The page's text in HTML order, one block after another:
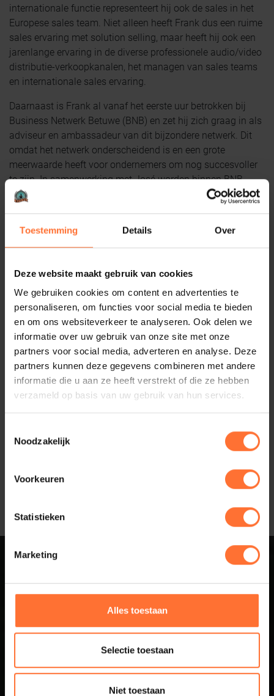
Toestemming Details Over
Deze website maakt gebruik van cookies
We gebruiken cookies om content en advertenties te
personaliseren, om functies voor social media te bieden
en om ons websiteverkeer te analyseren. Ook delen we
informatie over uw gebruik van onze site met onze
partners voor social media, adverteren en analyse. Deze
partners kunnen deze gegevens combineren met andere
informatie die u aan ze heeft verstrekt of die ze hebben
verzameld op basis van uw gebruik van hun services.
Noodzakelijk
Voorkeuren
Statistieken
Marketing
Alles toestaan
Selectie toestaan
Niet toestaan
internationale functie representeert hij ook de sales in het
Europese sales team. Niet alleen heeft Frank dus een ruime
sales ervaring met solution selling, maar heeft hij ook een
jarenlange ervaring in de diverse professionele audio/video
distributie-verkoopkanalen, het managen van sales teams
en internationale sales ervaring.
Daarnaast is Frank al vanaf het eerste uur betrokken bij
Business Netwerk Betuwe (BNB) en zet hij zich graag in als
adviseur en ambassadeur van dit bijzondere netwerk. Dit
omdat het netwerk onderscheidend is en een grote
meerwaarde heeft voor ondernemers om nog succesvoller
te zijn. In samenwerking met José worden binnen BNB
ongedwongen verbindingen en samenwerkingen tot stand
gebracht. Daarmee wordt een uniek en steeds boeiend
branches in de regio Arnhem/Nijmegen en ook zeker
Vanzelfsprekend is Frank als adviseur altijd bereid om
vragen te beantwoorden. Dus voel je vrij om contact op te
nemen met Frank via:frank@businessnetwerkbetuwe.nl.
Sluit aan bij
Business Netwerk
Betuwe
Business Netwerk Betuwe is hét business netwerk voor de
regio Arnhem-Nijmegen waar succesvolle ondernemers